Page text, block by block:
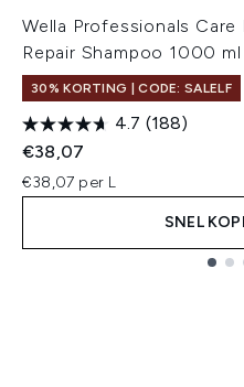
Wella Professionals
Repair Shampoo 1000 ml
30% KORTING | CODE: SALELF
4.7 (188)
€38,07
€38,07 per L
SNEL